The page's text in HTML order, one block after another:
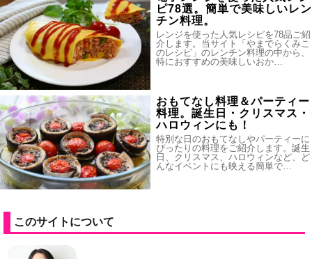
ピ78選。簡単で美味しいレン
チン料理。
レンジを使った人気レシピを78品ご紹
介します。当サイト「やまでらくみこ
のレシピ」のレンチン料理の中から、
特におすすめの美味しいおか…
おもてなし料理＆パーティー
料理。誕生日・クリスマス・
ハロウィンにも！
特別な日のおもてなしやパーティーに
ぴったりの料理をご紹介します。誕生
日、クリスマス、ハロウィンなど、ど
んなイベントにも映える簡単で…
このサイトについて